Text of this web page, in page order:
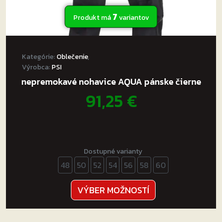
Produkt má7variantov
Kategórie:Oblečenie,
Výrobca:PSI
nepremokavé nohavice AQUA pánske čierne
91,25€
Dostupné varianty
48 50 52 54 56 58 60
VÝBER MOŽNOSTÍ
produkt